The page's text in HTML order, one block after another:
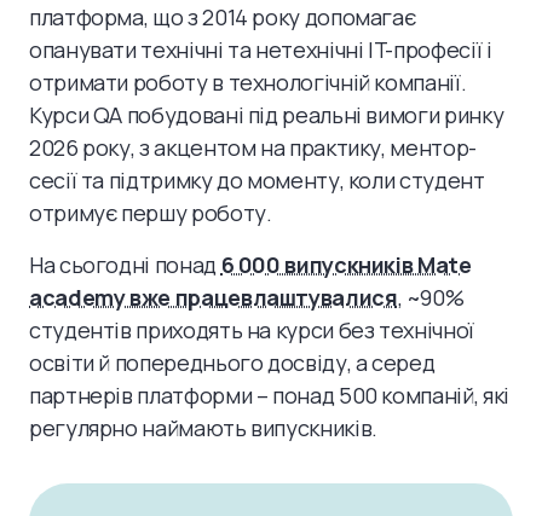
платформа, що з 2014 року допомагає
опанувати технічні та нетехнічні IT-професії і
отримати роботу в технологічній компанії.
Курси QA побудовані під реальні вимоги ринку
2026 року, з акцентом на практику, ментор-
сесії та підтримку до моменту, коли студент
отримує першу роботу.
На сьогодні понад 6 000 випускників Mate
academy вже працевлаштувалися, ~90%
студентів приходять на курси без технічної
освіти й попереднього досвіду, а серед
партнерів платформи – понад 500 компаній, які
регулярно наймають випускників.